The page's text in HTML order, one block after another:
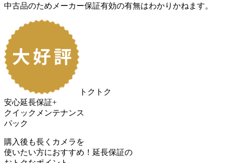
中古品のためメーカー保証有効の有無はわかりかねます。
トクトク
安心延長保証+
クイックメンテナンス
パック
購入後も長くカメラを
使いたい方におすすめ！ 延長保証の